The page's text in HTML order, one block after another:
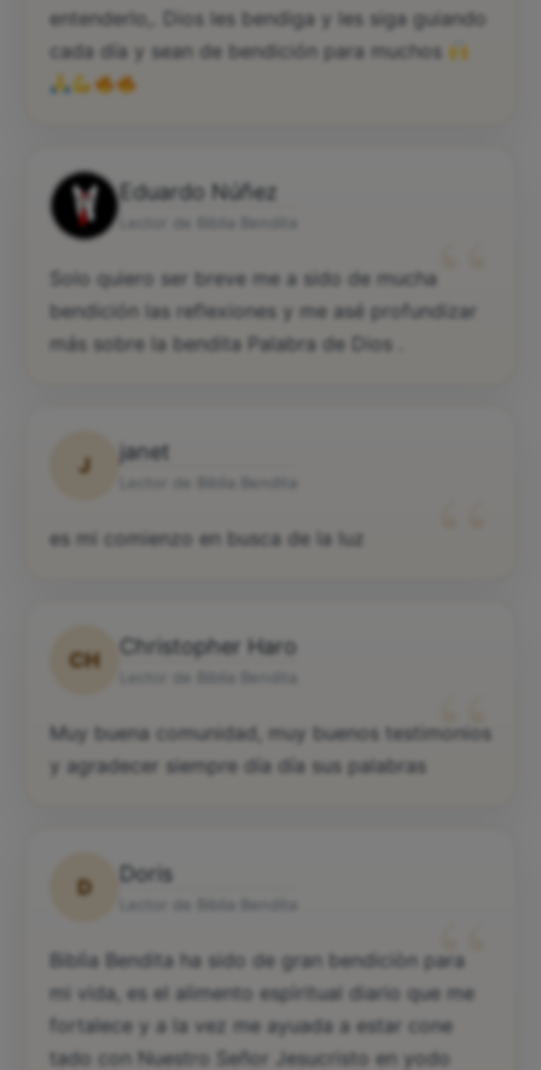
entenderlo,. Dios les bendiga y les siga guiando
cada día y sean de bendición para muchos
Eduardo Núñez
“
Solo quiero ser breve me a sido de mucha
bendición las reflexiones y me asé profundizar
más sobre la bendita Palabra de Dios .
J
janet
es mi comienzo en busca de la luz
CH
Christopher Haro
“
Muy buena comunidad, muy buenos testimonios
y agradecer siempre día día sus palabras
D
Doris
“
Biblìa Bendita ha sido de gran bendiciòn para
mi vida, es el alimento espìritual diario que me
fortalece y a la vez me ayuada a estar cone
tado con Nuestro Señor Jesucristo en yodo